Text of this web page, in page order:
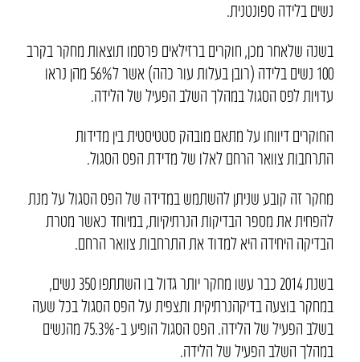
נשים בלידה ספונטנית.
בשנה שלאחר מכן, חוקרים ברזילאים פרסמו תוצאות מחקר בקרב
100 נשים בלידה (רובן בעלות עור כהה) אשר ל56% מהן נראו
עדויות לפס הסגול במהלך השלב הפעיל של הלידה.
החוקרים דיווחו על מתאם מובהק סטטיסטית בין מדידות
התרחבות צוואר הרחם לאלו של מדידת הפס הסגול.
מחקר זה קובע שניתן להשתמש במדידה של הפס הסגול על מנת
להפחית את מספר הבדיקות הנרתיקיות, במיוחד כאשר מטרת
הבדיקה היחידה היא למדוד את התרחבות צוואר הרחם.
בשנת 2014 כבר עשו מחקר יותר גדול בו השתתפו 350 נשים,
במחקר בוצעה בדיקהנרתיקית ותצפית על הפס הסגול בכל שעה
בשלב הפעיל של הלידה. הפס הסגול הופיע ב-75.3% מהנשים
במהלך השלב הפעיל של הלידה.